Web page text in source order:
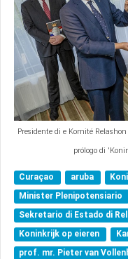
Presidente di e Komité
prólogo di
Curaçao aruba
Minister Plenipotensiario
Sekretario di Estado di
Koninkrijk op eieren
prof. mr. Pieter van